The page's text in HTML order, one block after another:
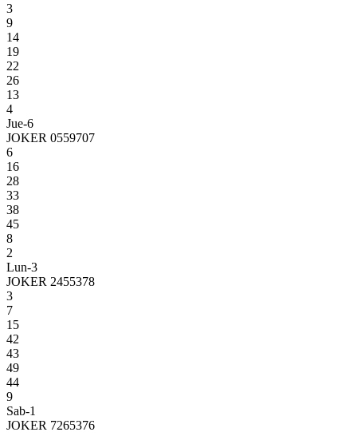
3
9
14
19
22
26
13
4
Jue-6
JOKER 0559707
6
16
28
33
38
45
8
2
Lun-3
JOKER 2455378
3
7
15
42
43
49
44
9
Sab-1
JOKER 7265376